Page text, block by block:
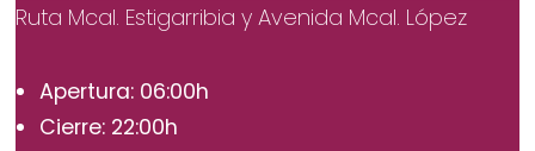
Ruta Mcal. Estigarribia y Avenida Mcal. López
Apertura: 06:00h
Cierre: 22:00h